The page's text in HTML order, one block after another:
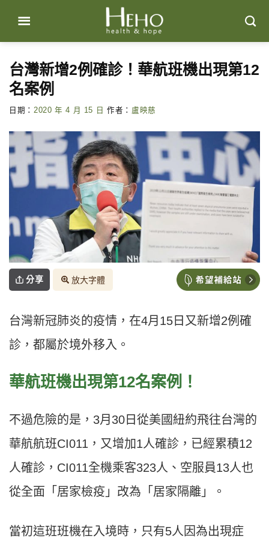
content
台灣新增2例確診！華航班機出現第12
名案例
日期： 2020 年 4 月 15 日 作者： 盧映慈
分享 放大字體
台灣新冠肺炎的疫情，在4月15日又新增2例確
診，都屬於境外移入。
華航班機出現第12名案例！
不過危險的是，3月30日從美國紐約飛往台灣的
華航航班CI011，又增加1人確診，已經累積12
人確診，CI011全機乘客323人、空服員13人也
從全面「居家檢疫」改為「居家隔離」。
當初這班班機在入境時，只有5人因為出現症